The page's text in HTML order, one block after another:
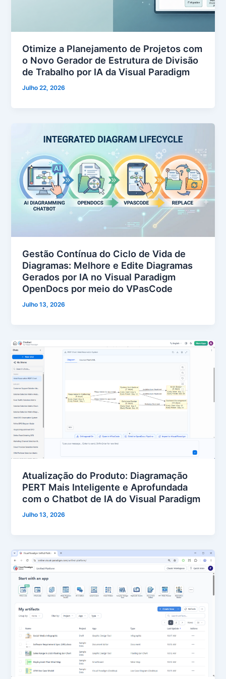
Otimize a Planejamento de Projetos com
o Novo Gerador de Estrutura de Divisão
de Trabalho por IA da Visual Paradigm
Julho 22, 2026
Gestão Contínua do Ciclo de Vida de
Diagramas: Melhore e Edite Diagramas
Gerados por IA no Visual Paradigm
OpenDocs por meio do VPasCode
Julho 13, 2026
Atualização do Produto: Diagramação
PERT Mais Inteligente e Aprofundada
com o Chatbot de IA do Visual Paradigm
Julho 13, 2026